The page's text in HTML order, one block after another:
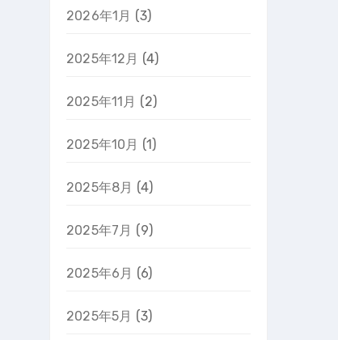
2026年1月 (3)
2025年12月 (4)
2025年11月 (2)
2025年10月 (1)
2025年8月 (4)
2025年7月 (9)
2025年6月 (6)
2025年5月 (3)